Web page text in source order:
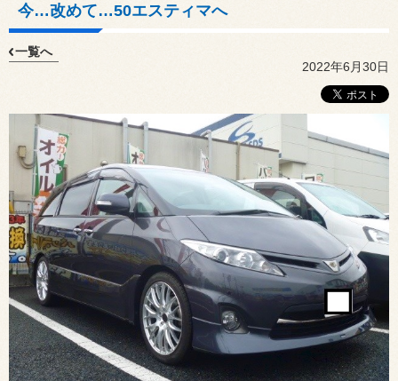
今…改めて…50エスティマへ
一覧へ
2022年6月30日